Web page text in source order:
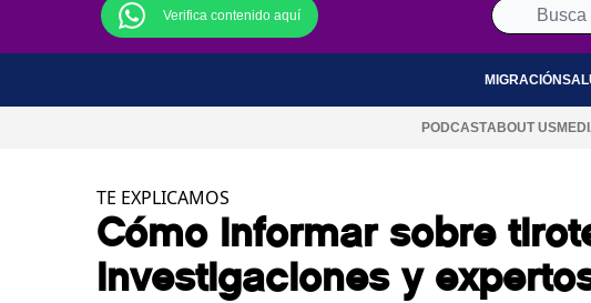
Verifica contenido aquí
MIGRACIÓN
PODCASTABOUT US
TE EXPLICAMOS
Cómo informar sobre
investigaciones y